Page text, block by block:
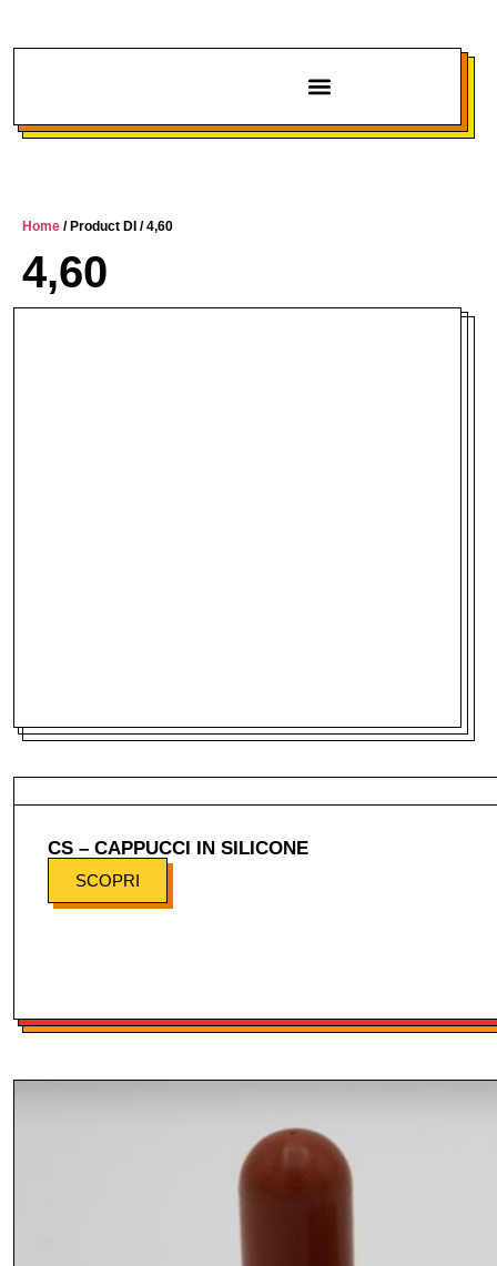
Home / Product DI / 4,60
4,60
CS – CAPPUCCI IN SILICONE
SCOPRI